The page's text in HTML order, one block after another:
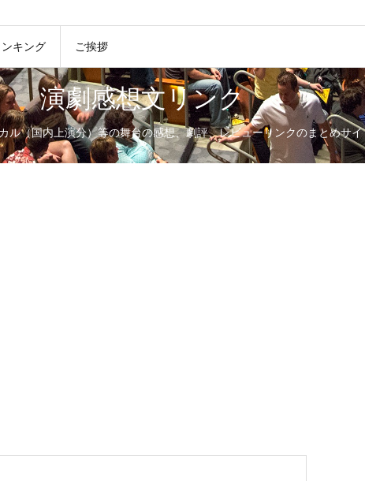
キング ご挨拶
演劇感想文リンク
ル（国内上演分）等の舞台の感想、劇評、レビューリンクのまとめサ